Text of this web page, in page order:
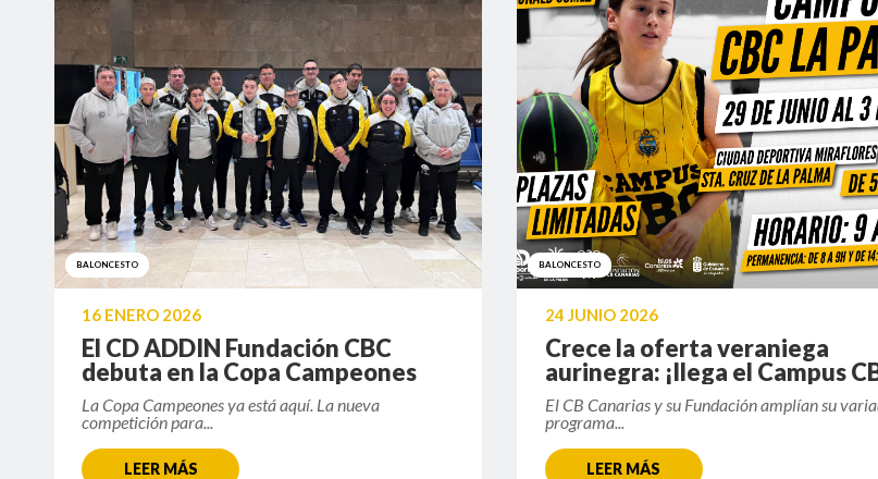
BALONCESTO
16 ENERO 2026
El CD ADDIN Fundación CBC
debuta en la Copa Campeones
La Copa Campeones ya está aquí. La nueva
competición para...
LEER MÁS
BALONCESTO
24 JUNIO 2026
Crece la oferta veraniega
aurinegra: ¡llega el Campus
La Palma!
El CB Canarias y su Fundación amplían su
programa...
LEER MÁS